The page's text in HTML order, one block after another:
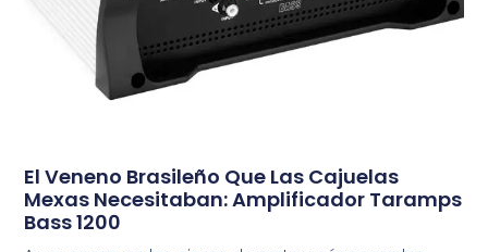
El Veneno Brasileño Que Las Cajuelas
Mexas Necesitaban: Amplificador Taramps
Bass 1200